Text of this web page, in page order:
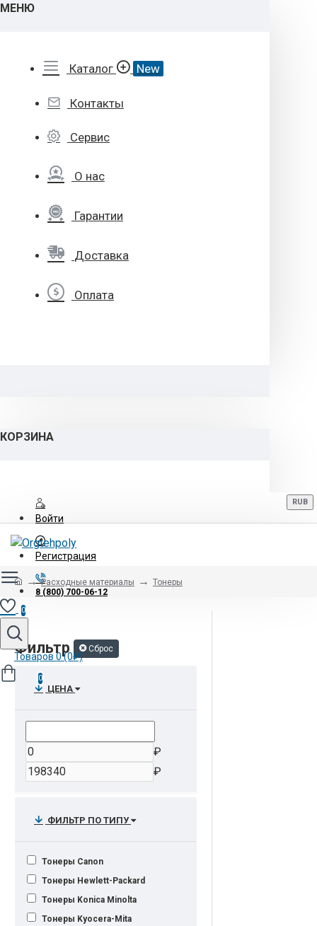
МЕНЮ
Каталог New
Контакты
Сервис
О нас
Гарантии
Доставка
Оплата
КОРЗИНА
Войти
Регистрация
8 (800) 700-06-12
RUB
0
Товаров 0 (0₽)
0
Расходные материалы Тонеры
Фильтр Сброс
ЦЕНА
₽
₽
ФИЛЬТР ПО ТИПУ
Тонеры Canon
Тонеры Hewlett-Packard
Тонеры Konica Minolta
Тонеры Kyocera-Mita